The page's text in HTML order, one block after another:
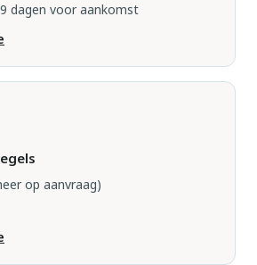
dagen voor aankomst
op aanvraag)